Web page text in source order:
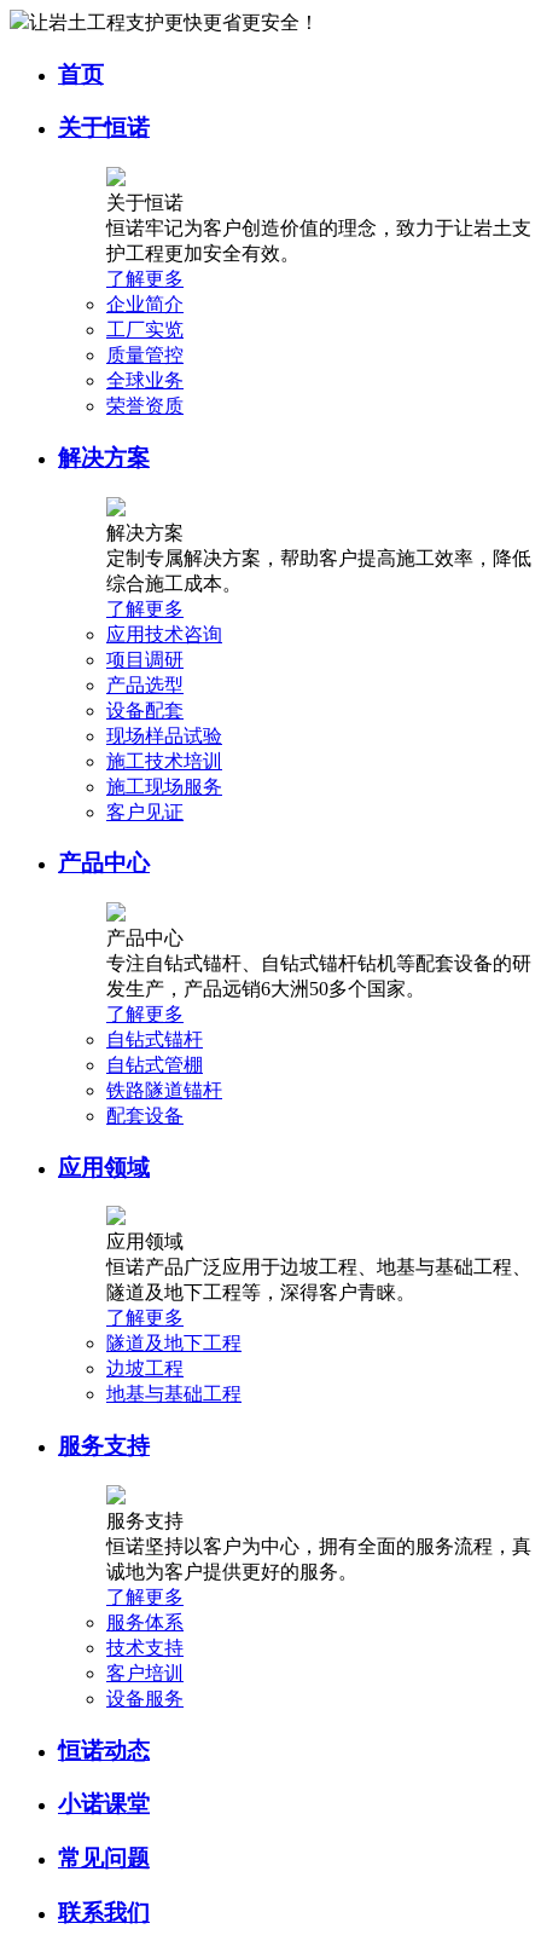
让岩土工程支护更快更省更安全！
首页
关于恒诺
关于恒诺
恒诺牢记为客户创造价值的理念，致力于让岩土支
护工程更加安全有效。
了解更多
企业简介
工厂实览
质量管控
全球业务
荣誉资质
解决方案
解决方案
定制专属解决方案，帮助客户提高施工效率，降低
综合施工成本。
了解更多
应用技术咨询
项目调研
产品选型
设备配套
现场样品试验
施工技术培训
施工现场服务
客户见证
产品中心
产品中心
专注自钻式锚杆、自钻式锚杆钻机等配套设备的研
发生产，产品远销6大洲50多个国家。
了解更多
自钻式锚杆
自钻式管棚
铁路隧道锚杆
配套设备
应用领域
应用领域
恒诺产品广泛应用于边坡工程、地基与基础工程、
隧道及地下工程等，深得客户青睐。
了解更多
隧道及地下工程
边坡工程
地基与基础工程
服务支持
服务支持
恒诺坚持以客户为中心，拥有全面的服务流程，真
诚地为客户提供更好的服务。
了解更多
服务体系
技术支持
客户培训
设备服务
恒诺动态
小诺课堂
常见问题
联系我们